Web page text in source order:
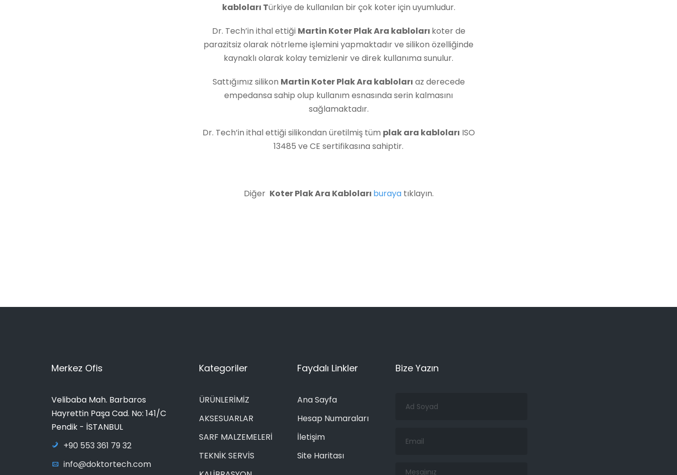
kabloları Türkiye de kullanılan bir çok koter için uyumludur.
Dr. Tech’in ithal ettiği Martin Koter Plak Ara kabloları koter de
parazitsiz olarak nötrleme işlemini yapmaktadır ve silikon özelliğinde
kaynaklı olarak kolay temizlenir ve direk kullanıma sunulur.
Sattığımız silikon Martin Koter Plak Ara kabloları az derecede
empedansa sahip olup kullanım esnasında serin kalmasını
sağlamaktadır.
Dr. Tech’in ithal ettiği silikondan üretilmiş tüm plak ara kabloları ISO
13485 ve CE sertifikasına sahiptir.
Diğer Koter Plak Ara Kabloları burayatıklayın.
Merkez Ofis
Velibaba Mah. Barbaros
Hayrettin Paşa Cad. No: 141/C
Pendik - İSTANBUL
+90 553 361 79 32
info@doktortech.com
Kategoriler
ÜRÜNLERİMİZ
AKSESUARLAR
SARF MALZEMELERİ
TEKNİK SERVİS
Faydalı Linkler
Ana Sayfa
Hesap Numaraları
İletişim
Site Haritası
Bize Yazın
Soyad
Mesajınız